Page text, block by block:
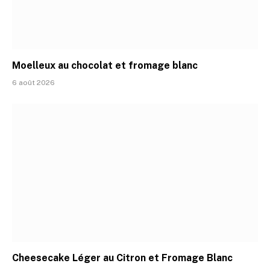
Moelleux au chocolat et fromage blanc
6 août 2026
Cheesecake Léger au Citron et Fromage Blanc